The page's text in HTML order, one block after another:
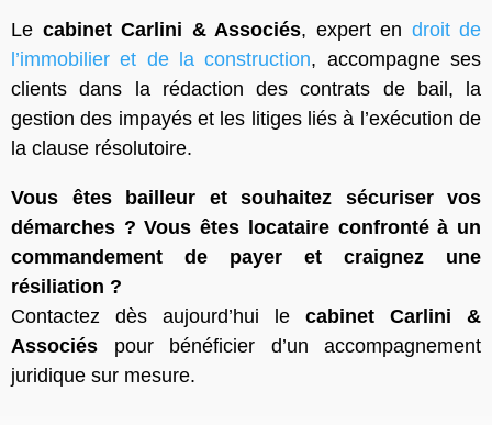
Le cabinet Carlini & Associés, expert en droit de
l’immobilier et de la construction, accompagne ses
clients dans la rédaction des contrats de bail, la
gestion des impayés et les litiges liés à l’exécution de
la clause résolutoire.
Vous êtes bailleur et souhaitez sécuriser vos
démarches ? Vous êtes locataire confronté à un
commandement de payer et craignez une
résiliation ?
Contactez dès aujourd’hui le cabinet Carlini &
Associés pour bénéficier d’un accompagnement
juridique sur mesure.